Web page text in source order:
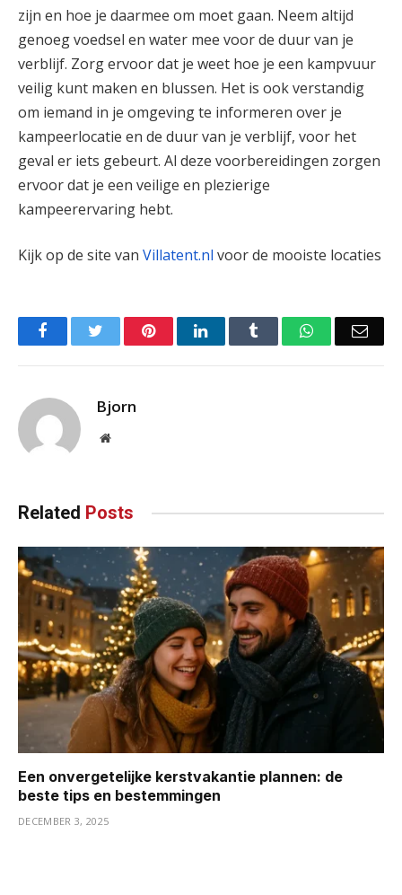
zijn en hoe je daarmee om moet gaan. Neem altijd
genoeg voedsel en water mee voor de duur van je
verblijf. Zorg ervoor dat je weet hoe je een kampvuur
veilig kunt maken en blussen. Het is ook verstandig
om iemand in je omgeving te informeren over je
kampeerlocatie en de duur van je verblijf, voor het
geval er iets gebeurt. Al deze voorbereidingen zorgen
ervoor dat je een veilige en plezierige
kampeerervaring hebt.
Kijk op de site van Villatent.nl voor de mooiste locaties
FacebookTwitter PinterestLinkedIn Tumblr WhatsApp
Bjorn
Website
Related Posts
Een onvergetelijke kerstvakantie plannen: de
beste tips en bestemmingen
DECEMBER 3, 2025